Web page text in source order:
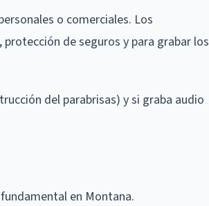
o comerciales. Los
de seguros y para grabar los
del parabrisas) y si graba audio
en Montana.